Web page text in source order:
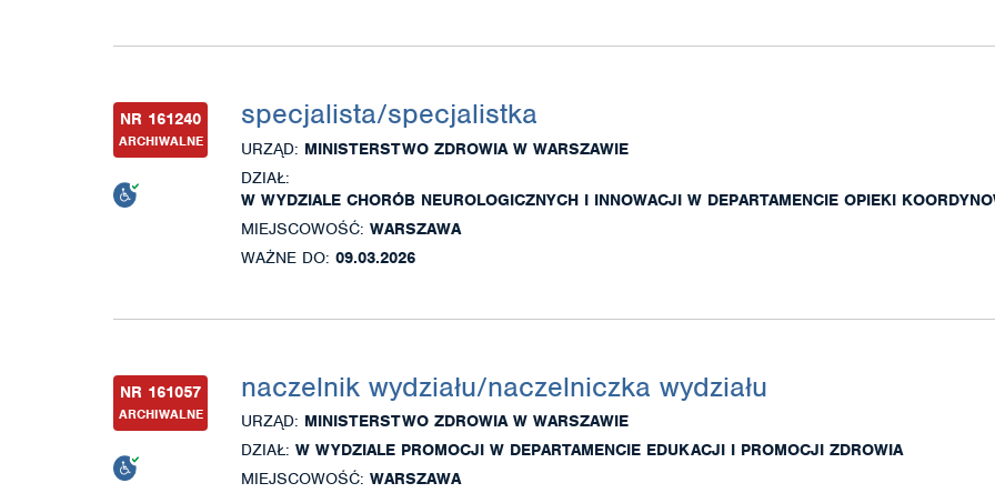
NR 161240
ARCHIWALNE
specjalista/specjalistka
URZĄD: MINISTERSTWO ZDROWIA W WARSZAWIE
DZIAŁ:
W WYDZIALE CHORÓB NEUROLOGICZNYCH I INNOWACJI W DEPARTAMENCIE OPIEKI
MIEJSCOWOŚĆ: WARSZAWA
WAŻNE DO: 09.03.2026
NR 161057
ARCHIWALNE
naczelnik wydziału/naczelniczka wydziału
URZĄD: MINISTERSTWO ZDROWIA W WARSZAWIE
DZIAŁ: W WYDZIALE PROMOCJI W DEPARTAMENCIE EDUKACJI I PROMOCJI ZDROWIA
MIEJSCOWOŚĆ: WARSZAWA